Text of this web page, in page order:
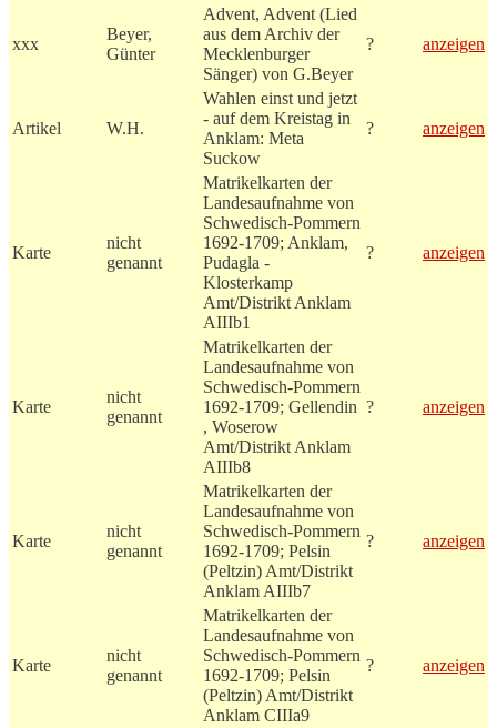
xxx
Beyer,
Günter
Advent, Advent (Lied
aus dem Archiv der
Mecklenburger
Sänger) von G.Beyer
? anzeigen
Artikel W.H.
Wahlen einst und jetzt
- auf dem Kreistag in
Anklam: Meta
Suckow
? anzeigen
Karte
nicht
genannt
Matrikelkarten der
Landesaufnahme von
Schwedisch-Pommern
1692-1709; Anklam,
Pudagla -
Klosterkamp
Amt/Distrikt Anklam
AIIIb1
? anzeigen
Karte
nicht
genannt
Matrikelkarten der
Landesaufnahme von
Schwedisch-Pommern
1692-1709; Gellendin
, Woserow
Amt/Distrikt Anklam
AIIIb8
? anzeigen
Karte
nicht
genannt
Matrikelkarten der
Landesaufnahme von
Schwedisch-Pommern
1692-1709; Pelsin
(Peltzin) Amt/Distrikt
Anklam AIIIb7
? anzeigen
Karte
nicht
genannt
Matrikelkarten der
Landesaufnahme von
Schwedisch-Pommern
1692-1709; Pelsin
(Peltzin) Amt/Distrikt
Anklam CIIIa9
? anzeigen